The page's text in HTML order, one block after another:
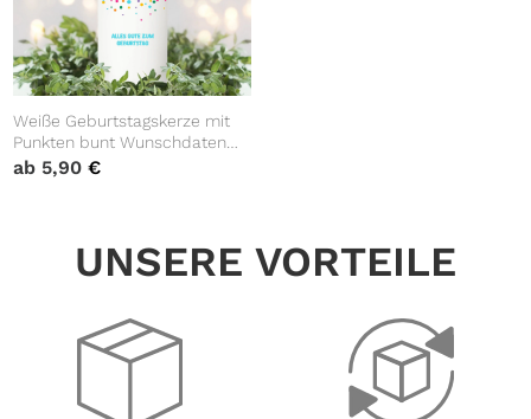
Weiße Geburtstagskerze mit
Punkten bunt Wunschdaten
und Zahl Geschenkidee
ab 5,90€
UNSERE VORTEILE